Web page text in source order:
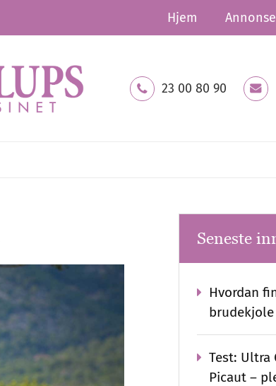
Hjem
23 00 80 90
Seneste
Hvordan
brudekjole
Test: Ultra
Picaut –